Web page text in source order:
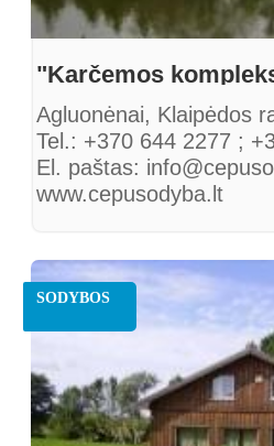
"Karčemos
Agluonėnai, Klaipėdos
Tel.: +370 644 2277 ;
El. paštas:
www.cepusodyba.lt
SODYBOS